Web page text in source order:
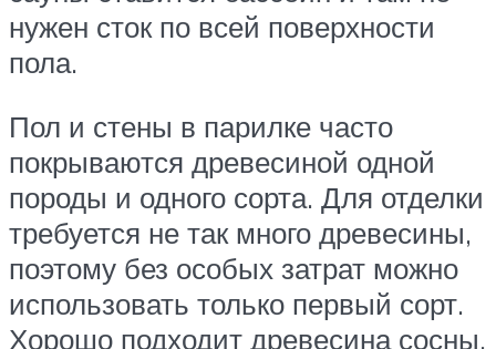
нужен сток по всей поверхности
пола.
Пол и стены в парилке часто
покрываются древесиной одной
породы и одного сорта. Для отделки
требуется не так много древесины,
поэтому без особых затрат можно
использовать только первый сорт.
Хорошо подходит древесина сосны,